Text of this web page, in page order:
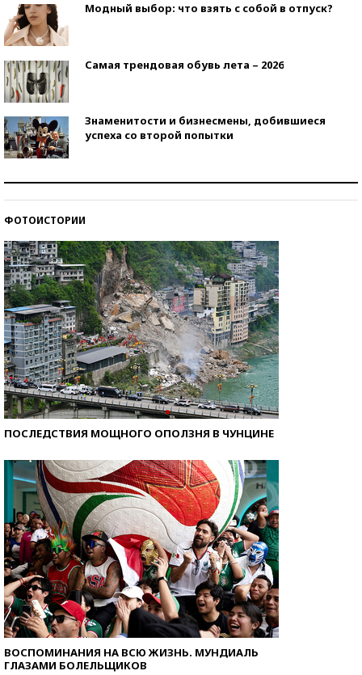
Модный выбор: что взять с собой в отпуск?
Самая трендовая обувь лета – 2026
Знаменитости и бизнесмены, добившиеся
успеха со второй попытки
ФОТОИСТОРИИ
ПОСЛЕДСТВИЯ МОЩНОГО ОПОЛЗНЯ В ЧУНЦИНЕ
ВОСПОМИНАНИЯ НА ВСЮ ЖИЗНЬ. МУНДИАЛЬ
ГЛАЗАМИ БОЛЕЛЬЩИКОВ